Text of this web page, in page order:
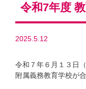
令和7年度
2025.5.12
令和７年６月１３日
附属義務教育学校が